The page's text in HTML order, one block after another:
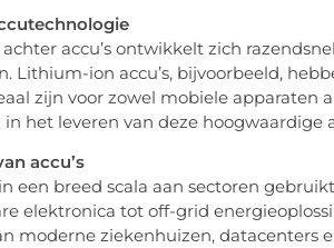
accu’s ontwikkelt zich
Lithium-ion accu’s, bijvoorbeeld,
zijn voor zowel mobiele apparaten
het leveren van deze hoogwaardige
accu’s
een breed scala aan sectoren
elektronica tot off-grid
moderne ziekenhuizen, datacenters